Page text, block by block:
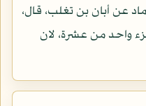
عن أبان بن تغلب، قال،
واحد من عشرة، لان